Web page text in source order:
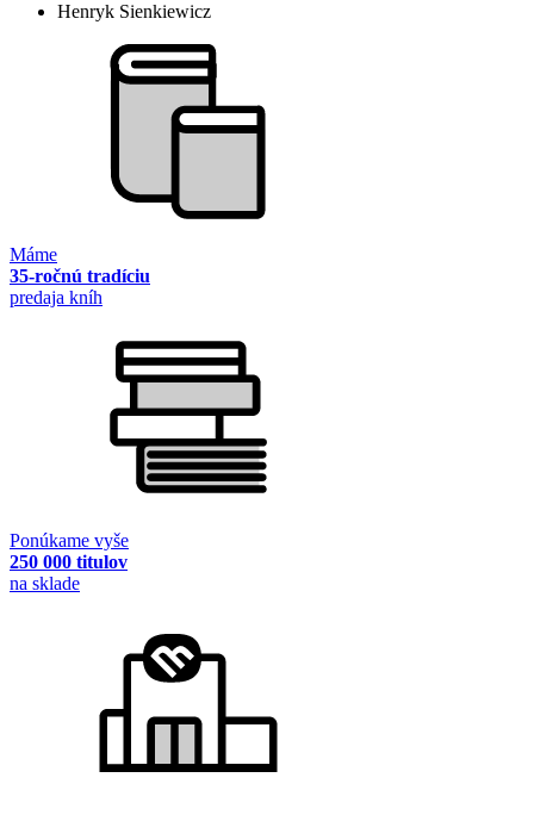
Henryk Sienkiewicz
Máme
35-ročnú tradíciu
predaja kníh
Ponúkame vyše
250 000 titulov
na sklade